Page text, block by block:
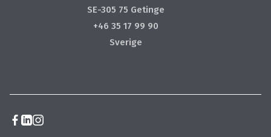
SE-305 75 Getinge
+46 35 17 99 90
Sverige